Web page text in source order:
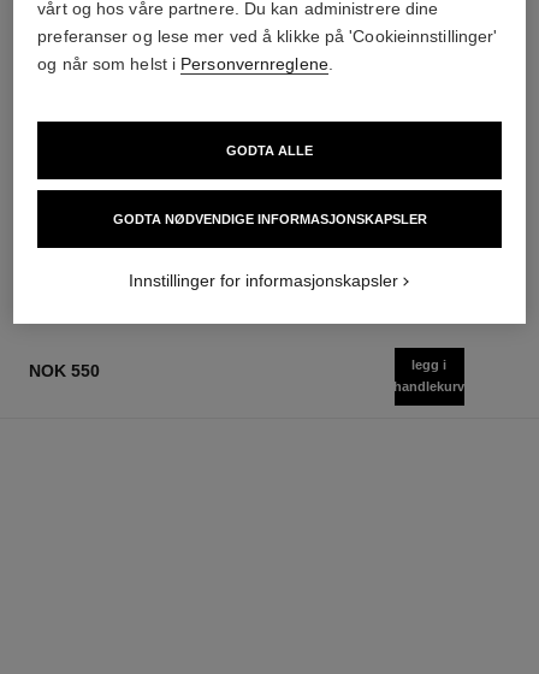
Leppefarge
21 tilgjengelige nyanser
nok 640
Legg i handlekurv
Ref. 183015
nok 415
Legg i handlekurv
NOK 550
legg i
handlekurv
vårt og hos våre partnere. Du kan administrere dine
preferanser og lese mer ved å klikke på 'Cookieinnstillinger'
og når som helst i Personvernreglene.
GODTA NØDVENDIGE INFORMASJONSKAPSLER
GODTA ALLE
Innstillinger for informasjonskapsler